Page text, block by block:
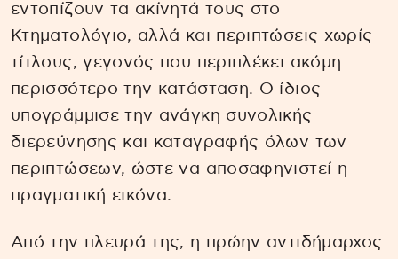
εντοπίζουν τα ακίνητά τους στο
Κτηματολόγιο, αλλά και περιπτώσεις χωρίς
τίτλους, γεγονός που περιπλέκει ακόμη
περισσότερο την κατάσταση. Ο ίδιος
υπογράμμισε την ανάγκη συνολικής
διερεύνησης και καταγραφής όλων των
περιπτώσεων, ώστε να αποσαφηνιστεί η
πραγματική εικόνα.
Από την πλευρά της, η πρώην αντιδήμαρχος